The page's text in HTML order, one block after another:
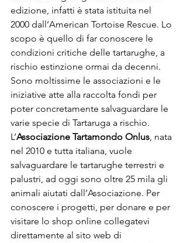
edizione, infatti è stata istituita nel
2000 dall’American Tortoise Rescue. Lo
scopo è quello di far conoscere le
condizioni critiche delle tartarughe, a
rischio estinzione ormai da decenni.
Sono moltissime le associazioni e le
iniziative atte alla raccolta fondi per
poter concretamente salvaguardare le
varie specie di Tartaruga a rischio.
L’Associazione Tartamondo Onlus, nata
nel 2010 e tutta italiana, vuole
salvaguardare le tartarughe terrestri e
palustri, ad oggi sono oltre 25 mila gli
animali aiutati dall’Associazione. Per
conoscere i progetti, per donare e per
visitare lo shop online collegatevi
direttamente al sito web di